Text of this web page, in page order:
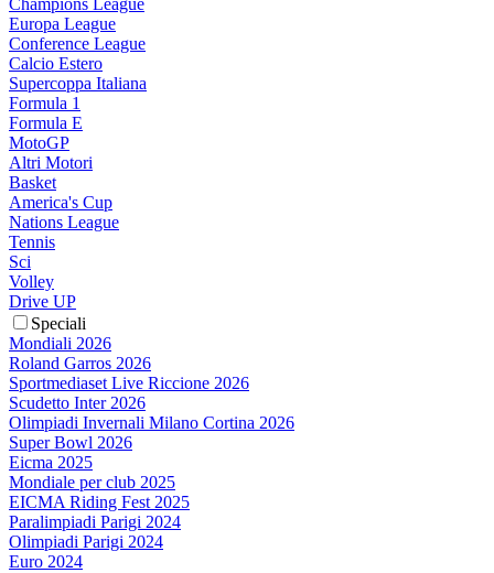
Champions League
Europa League
Conference League
Calcio Estero
Supercoppa Italiana
Formula 1
Formula E
MotoGP
Altri Motori
Basket
America's Cup
Nations League
Tennis
Sci
Volley
Drive UP
Speciali
Mondiali 2026
Roland Garros 2026
Sportmediaset Live Riccione 2026
Scudetto Inter 2026
Olimpiadi Invernali Milano Cortina 2026
Super Bowl 2026
Eicma 2025
Mondiale per club 2025
EICMA Riding Fest 2025
Paralimpiadi Parigi 2024
Olimpiadi Parigi 2024
Euro 2024